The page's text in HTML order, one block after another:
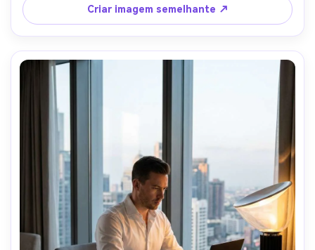
fotorealista, estética influenciadora de viagens de alta
qualidade-AR 4:5
Criar imagem semelhante ↗